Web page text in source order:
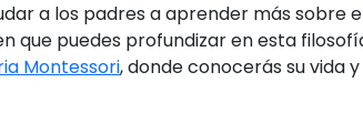
a los padres a aprender más sobre
que puedes profundizar en esta
Montessori, donde conocerás su vida y